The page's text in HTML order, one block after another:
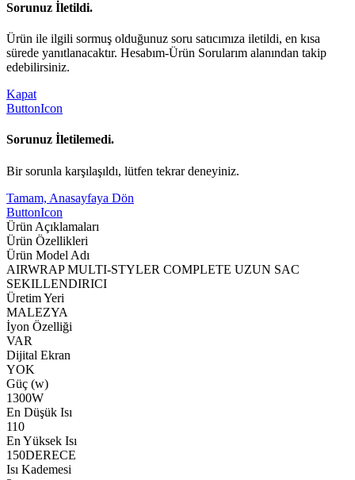
Sorunuz İletildi.
Ürün ile ilgili sormuş olduğunuz soru satıcımıza iletildi, en kısa
sürede yanıtlanacaktır. Hesabım-Ürün Sorularım alanından takip
edebilirsiniz.
Kapat
ButtonIcon
Sorunuz İletilemedi.
Bir sorunla karşılaşıldı, lütfen tekrar deneyiniz.
Tamam, Anasayfaya Dön
ButtonIcon
Ürün Açıklamaları
Ürün Özellikleri
Ürün Model Adı
AIRWRAP MULTI-STYLER COMPLETE UZUN SAC
SEKILLENDIRICI
Üretim Yeri
MALEZYA
İyon Özelliği
VAR
Dijital Ekran
YOK
Güç (w)
1300W
En Düşük Isı
110
En Yüksek Isı
150DERECE
Isı Kademesi